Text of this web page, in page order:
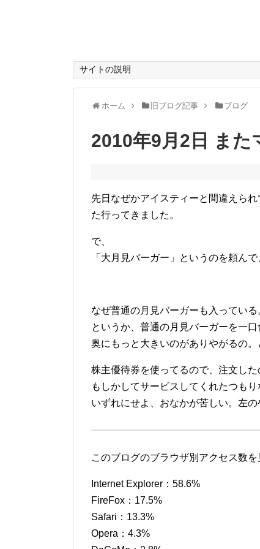
サイトの説明
ホーム 旧ブログ記事 ブログ
2010年9月2日 また
先日なぜかアイスティーと間違えら
た行ってきました。
で、
「大月見バーガー」というのを頼ん
なぜ普通の月見バーガーも入っている
というか、普通の月見バーガーを一
奥にもっと大きいのがありやがるの
株主優待券を使ってるので、注文し
もしかしてサービスしてくれたつもり
いずれにせよ、おなかが苦しい。左
このブログのブラウザ別アクセス数を
Internet Explorer：58.6%
FireFox：17.5%
Safari：13.3%
Opera：4.3%